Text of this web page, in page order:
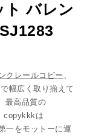
ト バレン
クレールコピー、
で幅広く取り揃えて
最高品質の
copykkkは
一をモットーに運